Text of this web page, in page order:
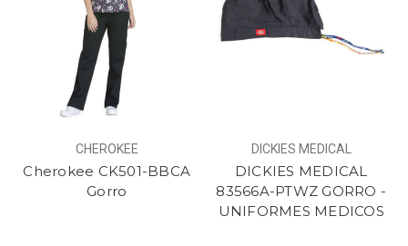
CHEROKEE
Cherokee CK501-BBCA
Gorro
DICKIES MEDICAL
DICKIES MEDICAL
83566A-PTWZ GORRO -
UNIFORMES MEDICOS